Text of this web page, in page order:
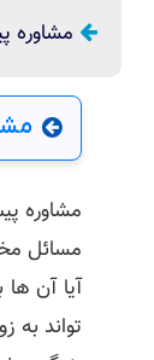
مشاوره
مشاوره
مسائل
آیا آن
تواند به